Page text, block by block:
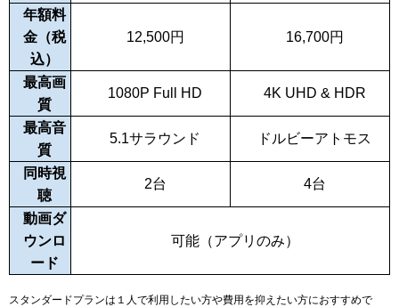
年額料
金（税
込）
12,500円 16,700円
最高画
質
1080P Full HD 4K UHD & HDR
最高音
質
5.1サラウンド ドルビーアトモス
同時視
聴
2台 4台
動画ダ
ウンロ
ード
可能（アプリのみ）
スタンダードプランは１人で利用したい方や費用を抑えたい方におすすめで